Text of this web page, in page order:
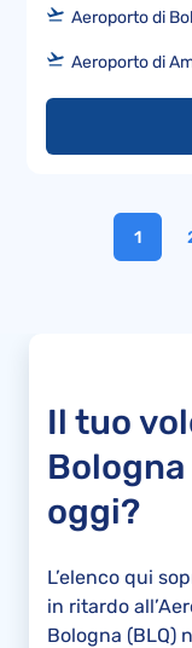
Aeroporto di
Aeroporto di
1
Il tuo
oggi?
L’elenco qui
in ritardo
Bologna (BLQ)